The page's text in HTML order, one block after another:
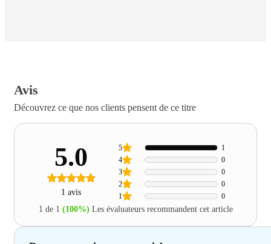
Avis
Découvrez ce que nos clients pensent de ce titre
5.0
1 avis 1 0
2 0
3 0
4 0
5 1
1 de 1 (100%) Les évaluateurs recommandent cet article